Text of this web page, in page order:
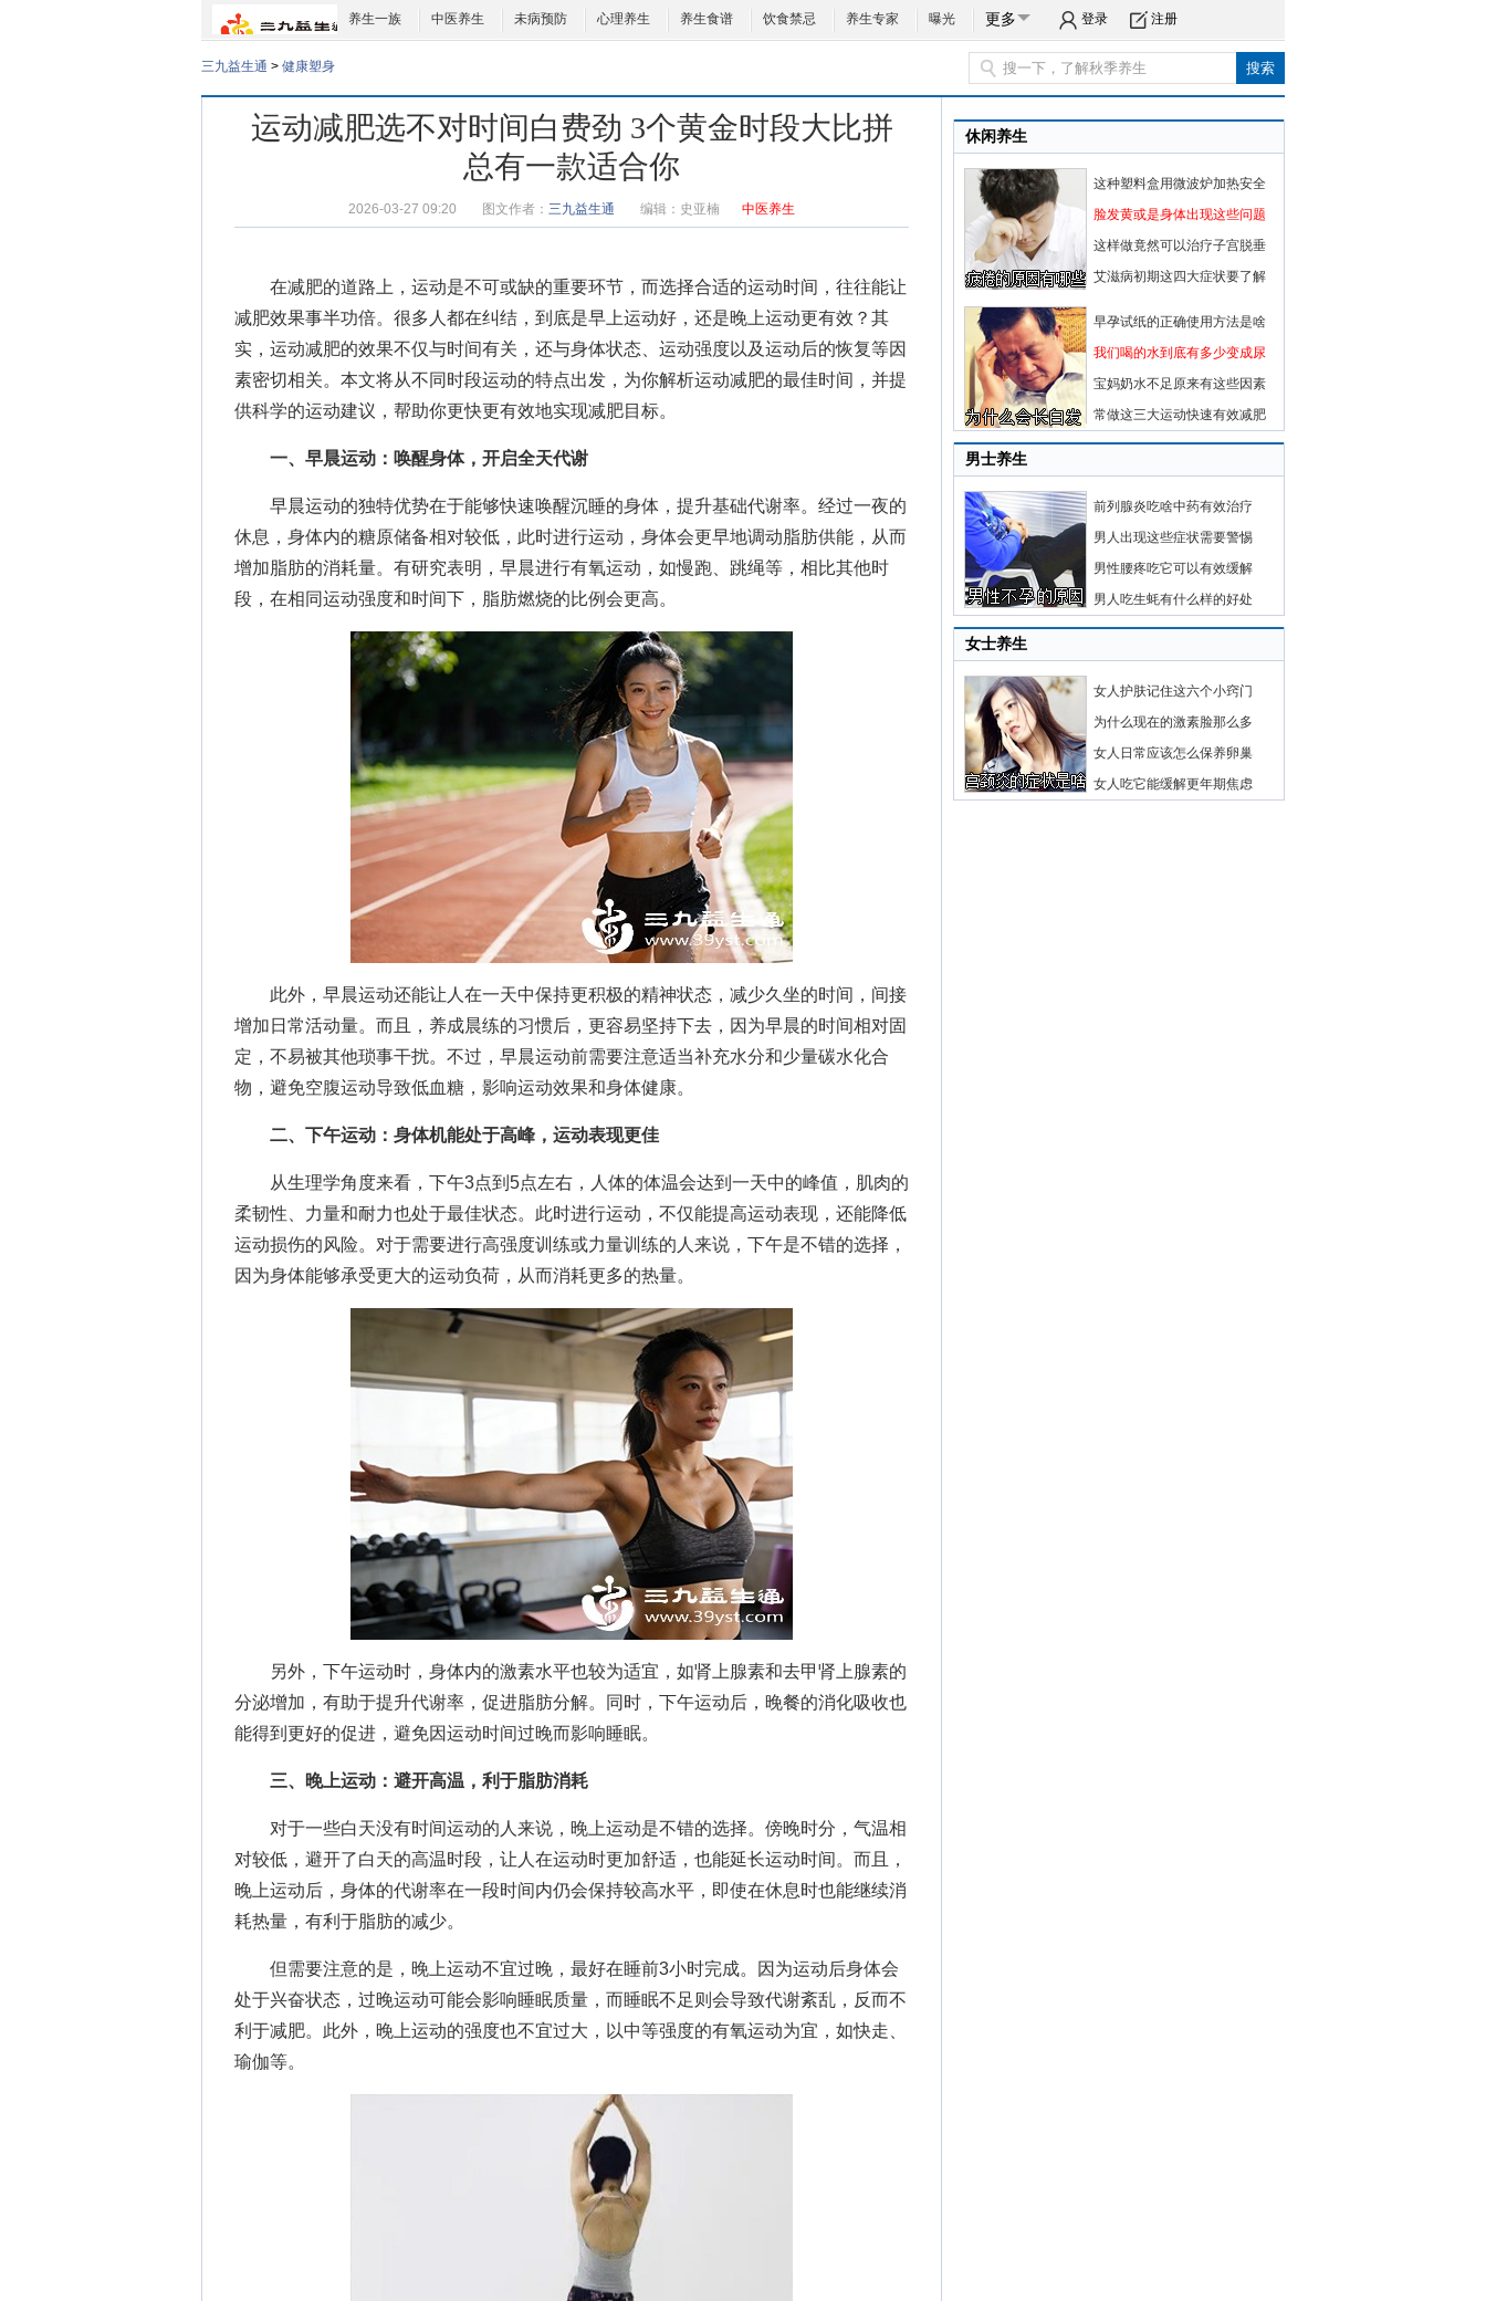
养生一族 中医养生 未病预防 心理养生 养生食谱 饮食禁忌 养生专家 曝光 更多 登录 注册
三九益生通 > 健康塑身
运动减肥选不对时间白费劲 3个黄金时段大比拼
总有一款适合你
2026-03-27 09:20 图文作者： 三九益生通 编辑： 史亚楠 中医养生
在减肥的道路上，运动是不可或缺的重要环节，而选择合适的运动时间，往往能让
减肥效果事半功倍。很多人都在纠结，到底是早上运动好，还是晚上运动更有效？其
实，运动减肥的效果不仅与时间有关，还与身体状态、运动强度以及运动后的恢复等因
素密切相关。本文将从不同时段运动的特点出发，为你解析运动减肥的最佳时间，并提
供科学的运动建议，帮助你更快更有效地实现减肥目标。
一、早晨运动：唤醒身体，开启全天代谢
早晨运动的独特优势在于能够快速唤醒沉睡的身体，提升基础代谢率。经过一夜的
休息，身体内的糖原储备相对较低，此时进行运动，身体会更早地调动脂肪供能，从而
增加脂肪的消耗量。有研究表明，早晨进行有氧运动，如慢跑、跳绳等，相比其他时
段，在相同运动强度和时间下，脂肪燃烧的比例会更高。
此外，早晨运动还能让人在一天中保持更积极的精神状态，减少久坐的时间，间接
增加日常活动量。而且，养成晨练的习惯后，更容易坚持下去，因为早晨的时间相对固
定，不易被其他琐事干扰。不过，早晨运动前需要注意适当补充水分和少量碳水化合
物，避免空腹运动导致低血糖，影响运动效果和身体健康。
二、下午运动：身体机能处于高峰，运动表现更佳
从生理学角度来看，下午3点到5点左右，人体的体温会达到一天中的峰值，肌肉的
柔韧性、力量和耐力也处于最佳状态。此时进行运动，不仅能提高运动表现，还能降低
运动损伤的风险。对于需要进行高强度训练或力量训练的人来说，下午是不错的选择，
因为身体能够承受更大的运动负荷，从而消耗更多的热量。
另外，下午运动时，身体内的激素水平也较为适宜，如肾上腺素和去甲肾上腺素的
分泌增加，有助于提升代谢率，促进脂肪分解。同时，下午运动后，晚餐的消化吸收也
能得到更好的促进，避免因运动时间过晚而影响睡眠。
三、晚上运动：避开高温，利于脂肪消耗
对于一些白天没有时间运动的人来说，晚上运动是不错的选择。傍晚时分，气温相
对较低，避开了白天的高温时段，让人在运动时更加舒适，也能延长运动时间。而且，
晚上运动后，身体的代谢率在一段时间内仍会保持较高水平，即使在休息时也能继续消
耗热量，有利于脂肪的减少。
但需要注意的是，晚上运动不宜过晚，最好在睡前3小时完成。因为运动后身体会
处于兴奋状态，过晚运动可能会影响睡眠质量，而睡眠不足则会导致代谢紊乱，反而不
利于减肥。此外，晚上运动的强度也不宜过大，以中等强度的有氧运动为宜，如快走、
瑜伽等。
休闲养生
这种塑料盒用微波炉加热安全
脸发黄或是身体出现这些问题
这样做竟然可以治疗子宫脱垂
艾滋病初期这四大症状要了解
早孕试纸的正确使用方法是啥
我们喝的水到底有多少变成尿
宝妈奶水不足原来有这些因素
常做这三大运动快速有效减肥
男士养生
前列腺炎吃啥中药有效治疗
男人出现这些症状需要警惕
男性腰疼吃它可以有效缓解
男人吃生蚝有什么样的好处
女士养生
女人护肤记住这六个小窍门
为什么现在的激素脸那么多
女人日常应该怎么保养卵巢
女人吃它能缓解更年期焦虑